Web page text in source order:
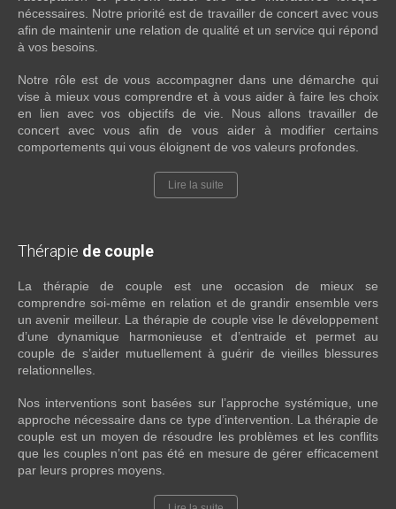
nécessaires. Notre priorité est de travailler de concert avec vous
afin de maintenir une relation de qualité et un service qui répond
à vos besoins.
Notre rôle est de vous accompagner dans une démarche qui
vise à mieux vous comprendre et à vous aider à faire les choix
en lien avec vos objectifs de vie. Nous allons travailler de
concert avec vous afin de vous aider à modifier certains
comportements qui vous éloignent de vos valeurs profondes.
Lire la suite
Thérapie de couple
La thérapie de couple est une occasion de mieux se
comprendre soi-même en relation et de grandir ensemble vers
un avenir meilleur. La thérapie de couple vise le développement
d’une dynamique harmonieuse et d’entraide et permet au
couple de s’aider mutuellement à guérir de vieilles blessures
relationnelles.
Nos interventions sont basées sur l’approche systémique, une
approche nécessaire dans ce type d’intervention. La thérapie de
couple est un moyen de résoudre les problèmes et les conflits
que les couples n’ont pas été en mesure de gérer efficacement
par leurs propres moyens.